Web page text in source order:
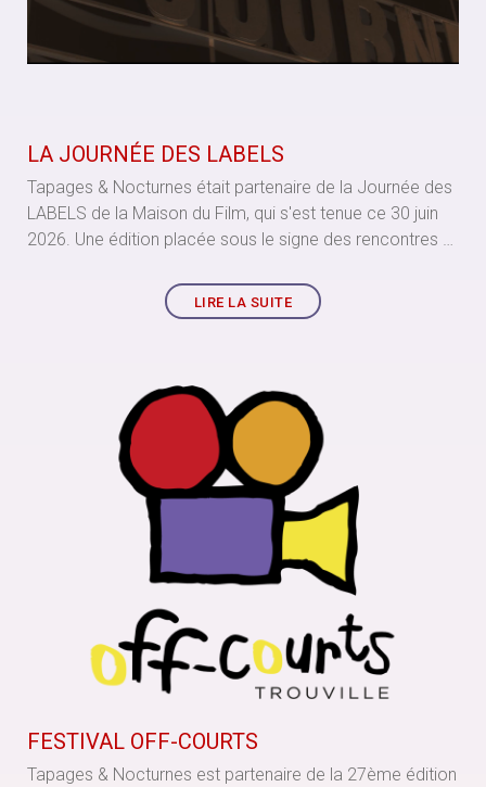
LA JOURNÉE DES LABELS
Tapages & Nocturnes était partenaire de la Journée des
LABELS de la Maison du Film, qui s'est tenue ce 30 juin
2026. Une édition placée sous le signe des rencontres et
LIRE LA SUITE
FESTIVAL OFF-COURTS
Tapages & Nocturnes est partenaire de la 27ème édition